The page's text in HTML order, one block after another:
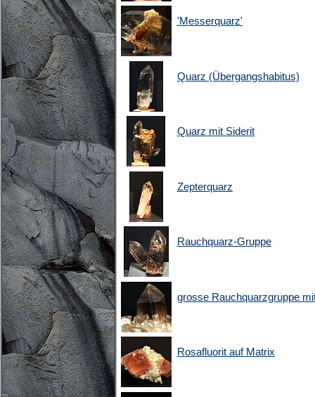
'Messerquarz'
Quarz (Übergangshabitus)
Quarz mit Siderit
Zepterquarz
Rauchquarz-Gruppe
grosse Rauchquarzgruppe
Rosafluorit auf Matrix